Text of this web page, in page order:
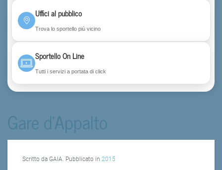
Uffici al pubblico
Trova lo sportello più vicino
Sportello On Line
Tutti i servizi a portata di click
Gare d'Appalto
Scritto da GAIA. Pubblicato in 2015